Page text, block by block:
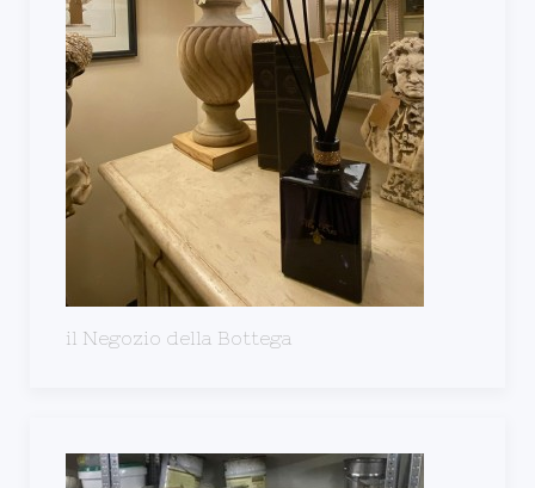
il Negozio della Bottega